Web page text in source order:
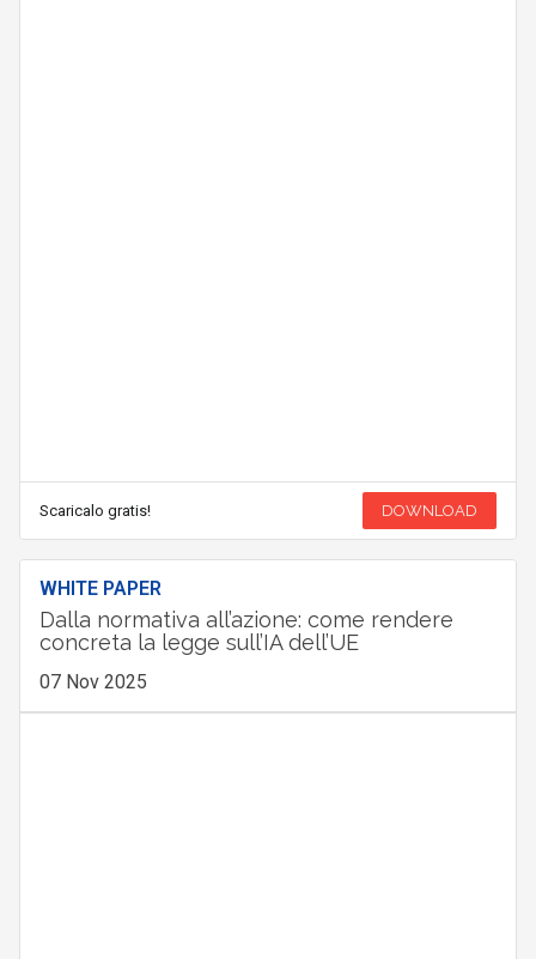
Scaricalo gratis! DOWNLOAD
WHITE PAPER
Dalla normativa all’azione: come rendere
concreta la legge sull’IA dell’UE
07 Nov 2025